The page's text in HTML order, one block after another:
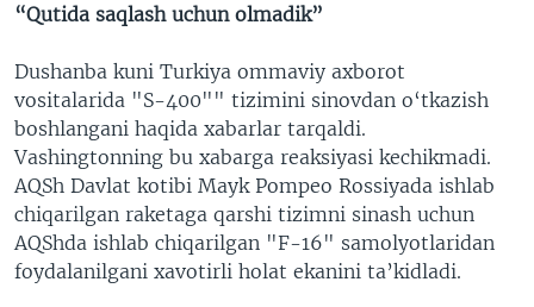
“Qutida saqlash uchun olmadik”
Dushanba kuni Turkiya ommaviy axborot
vositalarida "S-400"" tizimini sinovdan o‘tkazish
boshlangani haqida xabarlar tarqaldi.
Vashingtonning bu xabarga reaksiyasi kechikmadi.
AQSh Davlat kotibi Mayk Pompeo Rossiyada ishlab
chiqarilgan raketaga qarshi tizimni sinash uchun
AQShda ishlab chiqarilgan "F-16" samolyotlaridan
foydalanilgani xavotirli holat ekanini ta’kidladi.